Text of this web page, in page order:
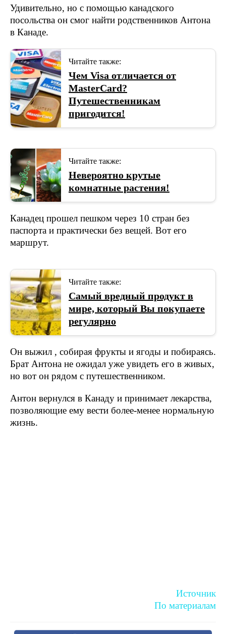
Удивительно, но с помощью канадского
посольства он смог найти родственников Антона
в Канаде.
Читайте также:
Чем Visa отличается от
MasterCard?
Путешественникам
пригодится!
Читайте также:
Невероятно крутые
комнатные растения!
Канадец прошел пешком через 10 стран без
паспорта и практически без вещей. Вот его
маршрут.
Читайте также:
Самый вредный продукт в
мире, который Вы покупаете
регулярно
Он выжил , собирая фрукты и ягоды и побираясь.
Брат Антона не ожидал уже увидеть его в живых,
но вот он рядом с путешественником.
Антон вернулся в Канаду и принимает лекарства,
позволяющие ему вести более-менее нормальную
жизнь.
Источник
По материалам